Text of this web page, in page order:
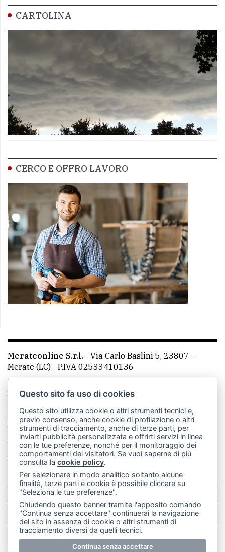
CARTOLINA
CERCO E OFFRO LAVORO
Merateonline S.r.l. - Via Carlo Baslini 5, 23807 -
Merate (LC) - P.IVA 02533410136
Telefono:
mail: redazione@merateonline.it
La redazione
CasateOnline LeccoOnline
RSS
Made by VIP
Privacy policy
Cookie policy
Rivedi le tue scelte sui cookie
SCRIVICI
PER LA TUA PUBBLICITÀ
© Copyright Merateonline S.r.l. - Tutti i diritti riservati.
Questo sito fa uso di cookies
Questo sito utilizza cookie o altri strumenti tecnici e,
previo consenso, anche cookie di profilazione o altri
strumenti di tracciamento, anche di terze parti, per
inviarti pubblicità personalizzata e offrirti servizi in linea
con le tue preferenze, nonché per il monitoraggio dei
comportamenti dei visitatori. Se vuoi saperne di più
consulta lacookie policy.
Per selezionare in modo analitico soltanto alcune
finalità, terze parti e cookie è possibile cliccare su
"Seleziona le tue preferenze".
Chiudendo questo banner tramite l'apposito comando
"Continua senza accettare" continuerai la navigazione
del sito in assenza di cookie o altri strumenti di
tracciamento diversi da quelli tecnici.
Continua senza accettare